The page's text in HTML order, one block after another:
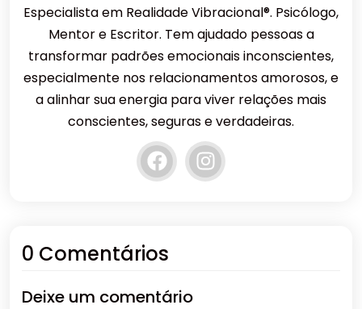
Especialista em Realidade Vibracional®. Psicólogo,
Mentor e Escritor. Tem ajudado pessoas a
transformar padrões emocionais inconscientes,
especialmente nos relacionamentos amorosos, e
a alinhar sua energia para viver relações mais
conscientes, seguras e verdadeiras.
0 Comentários
Deixe um comentário